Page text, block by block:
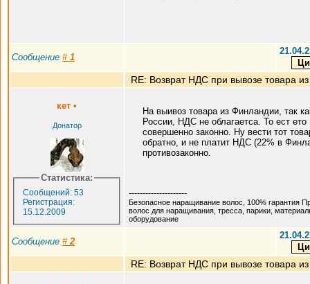
Сообщение # 1
RE: Возврат НДС при вывозе товара
кет •
Донатор
Статистика:
Сообщений: 53
Регистрация:
15.12.2009
На выивоз товара из Финландии, так
России, НДС не облагаетса. То ест ето
совершенно законно. Ну вести тот
обратно, и не платит НДС (22% в
противозаконно.
---------------------
Безопасное наращивание волос, 100% гарантия
волос для наращивания, тресса, парики,
оборудование
Сообщение #2
RE: Возврат НДС при вывозе товара